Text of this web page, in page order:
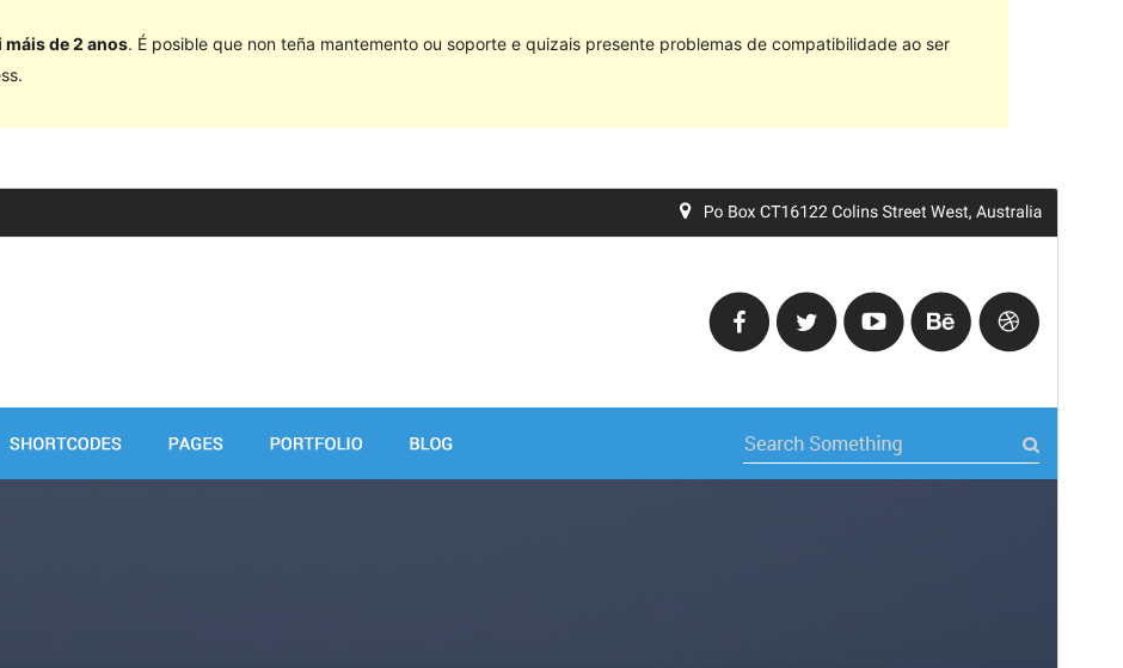
de 2 anos. É posible que non teña mantemento ou soporte e quizais presente problemas de compatibilidade ao ser
Vista previa Descarga
Instalacións activas
200+
Versión de WordPress
5.0